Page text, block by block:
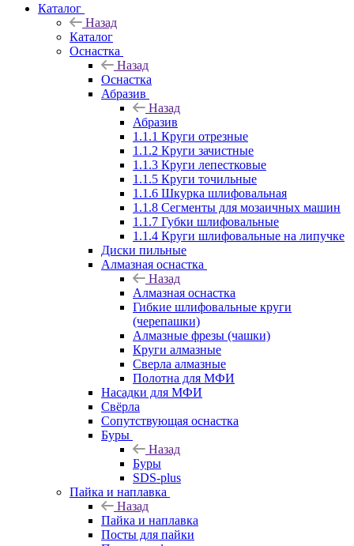
Каталог
Назад
Каталог
Оснастка
Назад
Оснастка
Абразив
Назад
Абразив
1.1.1 Круги отрезные
1.1.2 Круги зачистные
1.1.3 Круги лепестковые
1.1.5 Круги точильные
1.1.6 Шкурка шлифовальная
1.1.8 Сегменты для мозаичных машин
1.1.7 Губки шлифовальные
1.1.4 Круги шлифовальные на липучке
Диски пильные
Алмазная оснастка
Назад
Алмазная оснастка
Гибкие шлифовальные круги
(черепашки)
Алмазные фрезы (чашки)
Круги алмазные
Сверла алмазные
Полотна для МФИ
Насадки для МФИ
Свёрла
Сопутствующая оснастка
Буры
Назад
Буры
SDS-plus
Пайка и наплавка
Назад
Пайка и наплавка
Посты для пайки